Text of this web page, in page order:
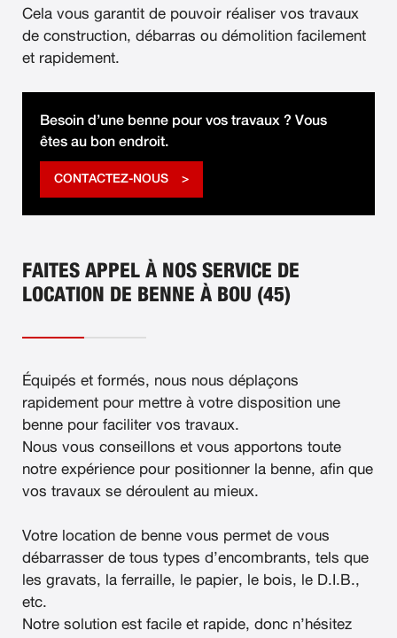
Cela vous garantit de pouvoir réaliser vos travaux
de construction, débarras ou démolition facilement
et rapidement.
Besoin d’une benne pour vos travaux ? Vous
êtes au bon endroit.
CONTACTEZ-NOUS
FAITES APPEL À NOS SERVICE DE
LOCATION DE BENNE À BOU (45)
Équipés et formés, nous nous déplaçons
rapidement pour mettre à votre disposition une
benne pour faciliter vos travaux.
Nous vous conseillons et vous apportons toute
notre expérience pour positionner la benne, afin que
vos travaux se déroulent au mieux.
Votre location de benne vous permet de vous
débarrasser de tous types d’encombrants, tels que
les gravats, la ferraille, le papier, le bois, le D.I.B.,
etc.
Notre solution est facile et rapide, donc n’hésitez